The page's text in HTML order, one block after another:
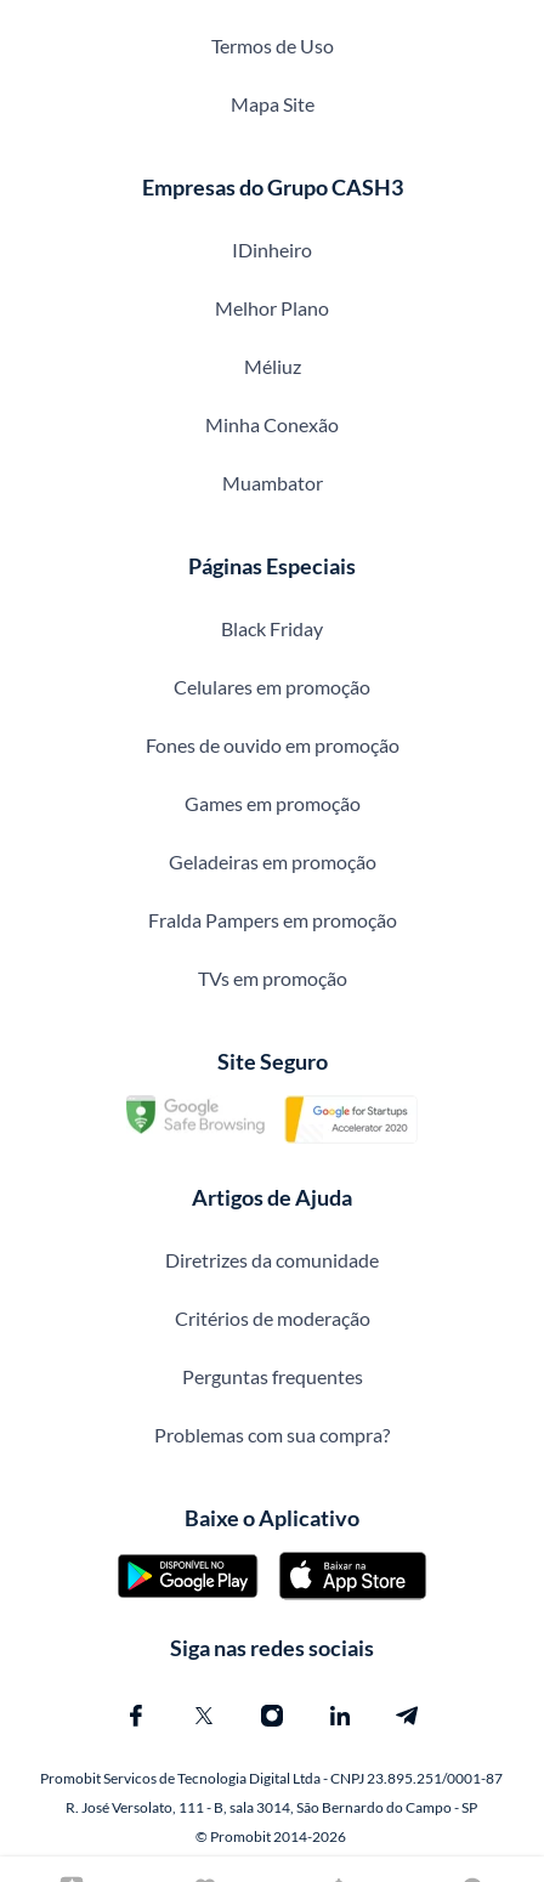
Termos de Uso
Mapa Site
Empresas do Grupo CASH3
IDinheiro
Melhor Plano
Méliuz
Minha Conexão
Muambator
Páginas Especiais
Black Friday
Celulares em promoção
Fones de ouvido em promoção
Games em promoção
Geladeiras em promoção
Fralda Pampers em promoção
TVs em promoção
Site Seguro
Artigos de Ajuda
Diretrizes da comunidade
Critérios de moderação
Perguntas frequentes
Problemas com sua compra?
Baixe o Aplicativo
Siga nas redes sociais
Promobit Servicos de Tecnologia Digital Ltda - CNPJ 23.895.251/0001-87
R. José Versolato, 111 - B, sala 3014, São Bernardo do Campo - SP
© Promobit 2014-2026